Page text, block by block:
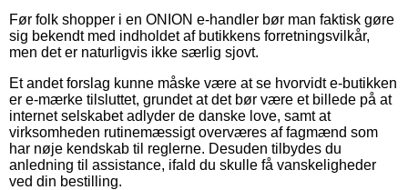
Før folk shopper i en ONION e-handler bør man faktisk gøre
sig bekendt med indholdet af butikkens forretningsvilkår,
men det er naturligvis ikke særlig sjovt.
Et andet forslag kunne måske være at se hvorvidt e-butikken
er e-mærke tilsluttet, grundet at det bør være et billede på at
internet selskabet adlyder de danske love, samt at
virksomheden rutinemæssigt overværes af fagmænd som
har nøje kendskab til reglerne. Desuden tilbydes du
anledning til assistance, ifald du skulle få vanskeligheder
ved din bestilling.